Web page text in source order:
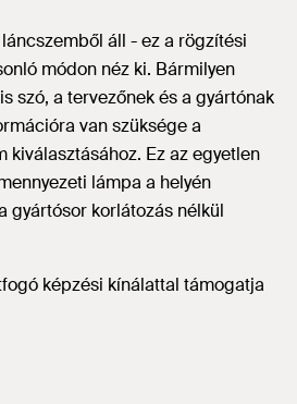
áll - ez a rögzítési
módon néz ki. Bármilyen
szó, a tervezőnek és a gyártónak
van szüksége a
kiválasztásához. Ez az egyetlen
lámpa a helyén
gyártósor korlátozás nélkül
képzési kínálattal támogatja